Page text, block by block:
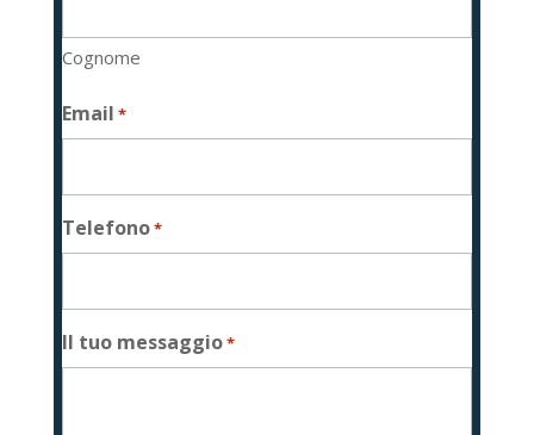
Cognome
Email *
Telefono*
Il tuo messaggio*